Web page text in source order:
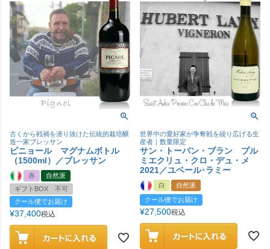
古くから戦禍を潜り抜けた伝統的栽培醸
造一家ブレッサン
ピニョール マグナムボトル
（1500ml）／ブレッサン
赤
自然派
ギフトBOX 不可
クール便でお届け
¥37,400税込
世界中の愛好家が争奪戦を繰り広げる生
産者｜数量限定
サン・トーバン・ブラン プル
ミエクリュ・クロ・デュ・メ
2021／ユベール･ラミー
白
自然派
クール便でお届け
¥27,500税込